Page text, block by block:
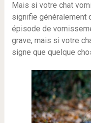
Mais si votre chat
signifie généralement
épisode de
grave, mais si votre
signe que quelque